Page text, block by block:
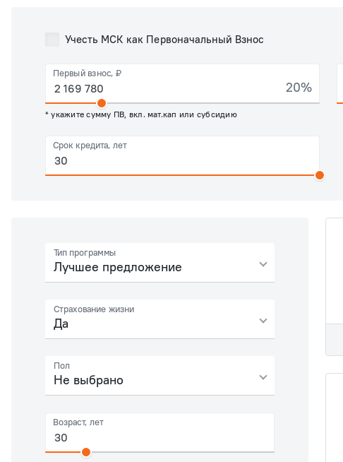
Учесть МСК как Первоначальный Взнос
Первый взнос, ₽
20%
* укажите сумму ПВ, вкл. мат.кап или субсидию
Срок кредита, лет
Тип программы
Лучшее предложение
Страхование жизни
Да
Пол
Не выбрано
Возраст, лет